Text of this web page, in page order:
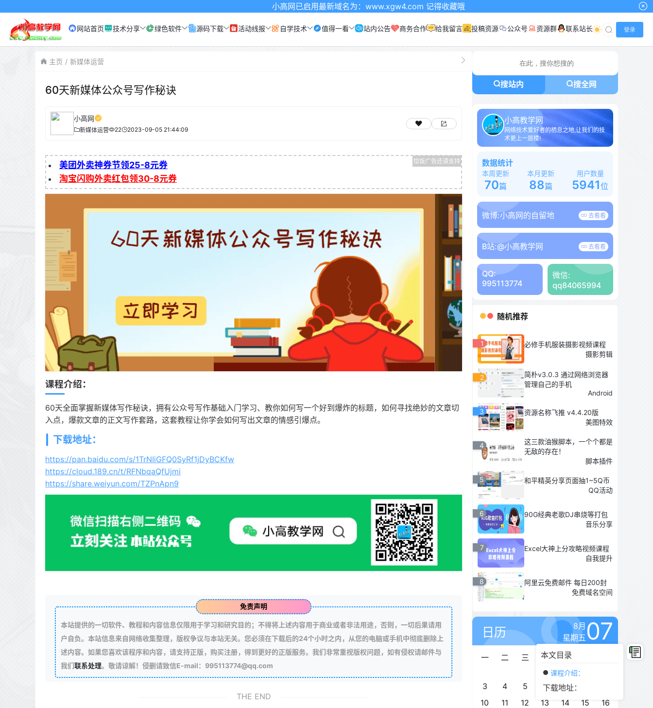
本文目录
课程介绍：
下载地址：
小高网已启用最新域名为：www.xgw4.com 记得收藏哦
网站首页 技术分享 绿色软件 源码下载 活动线报 自学技术 值得一看 站内公告 商务合作 给我留言 投稿资源 公众号 资源群 联系站长 登录
主页 新媒体运营
60天新媒体公众号写作秘诀
小高网
新媒体运营 22 2023-09-05 21:44:09
美团外卖神券节领25-8元券
淘宝闪购外卖红包领30-8元券
课程介绍：
60天全面掌握新媒体写作秘诀，拥有公众号写作基础入门学习、教你如何写一个好到爆炸的标题，如何寻找绝妙的文章切
入点，爆款文章的正文写作套路，这套教程让你学会如何写出文章的情感引爆点。
下载地址：
https://pan.baidu.com/s/1TrNIiGFQ0SyRf1jDyBCKfw
https://cloud.189.cn/t/RFNbqaQfUjmi
https://share.weiyun.com/TZPnApn9
免责声明
本站提供的一切软件、教程和内容信息仅限用于学习和研究目的；不得将上述内容用于商业或者非法用途，否则，一切后果请用
户自负。本站信息来自网络收集整理，版权争议与本站无关。您必须在下载后的24个小时之内，从您的电脑或手机中彻底删除上
述内容。如果您喜欢该程序和内容，请支持正版，购买注册，得到更好的正版服务。我们非常重视版权问题，如有侵权请邮件与
我们联系处理。敬请谅解！侵删请致信E-mail：995113774@qq.com
THE END
搜站内 搜全网
小高教学网
网络技术爱好者的栖息之地,让我们的技
术更上一层楼!
数据统计
本周更新
70篇
本月更新
88篇
用户数量
5941位
微博:小高网的自留地 去看看
B站:@小高教学网 去看看
QQ:
995113774
微信:
qq84065994
随机推荐
1
必修手机服装摄影视频课程
摄影剪辑
2
简朴v3.0.3 通过网络浏览器
管理自己的手机
Android
3
资源名称飞推 v4.4.20版
美图特效
4
这三款油猴脚本，一个个都是
无敌的存在！
脚本插件
5
和平精英分享页面抽1~5Q币
QQ活动
6
90G经典老歌DJ串烧等打包
音乐分享
7
Excel大神上分攻略视频课程
自我提升
8
阿里云免费邮件 每日200封
免费域名空间
日历
8月
星期五 07
一 二 三 四 五
3
4 5 6 7
10
11 12 13 14 15
16